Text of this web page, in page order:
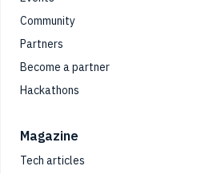
Community
Partners
Become a partner
Hackathons
Magazine
Tech articles